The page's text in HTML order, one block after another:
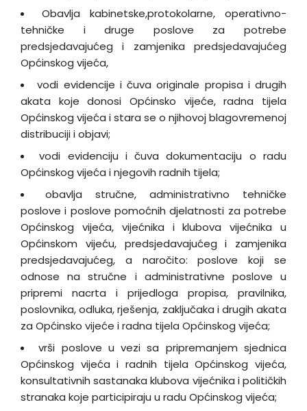
Obavlja kabinetske,protokolarne, operativno-
tehničke i druge poslove za potrebe
predsjedavajućeg i zamjenika predsjedavajućeg
Općinskog vijeća,
vodi evidencije i čuva originale propisa i drugih
akata koje donosi Općinsko vijeće, radna tijela
Općinskog vijeća i stara se o njihovoj blagovremenoj
distribuciji i objavi;
vodi evidenciju i čuva dokumentaciju o radu
Općinskog vijeća i njegovih radnih tijela;
obavlja stručne, administrativno tehničke
poslove i poslove pomoćnih djelatnosti za potrebe
Općinskog vijeća, vijećnika i klubova vijećnika u
Općinskom vijeću, predsjedavajućeg i zamjenika
predsjedavajućeg, a naročito: poslove koji se
odnose na stručne i administrativne poslove u
pripremi nacrta i prijedloga propisa, pravilnika,
poslovnika, odluka, rješenja, zaključaka i drugih akata
za Općinsko vijeće i radna tijela Općinskog vijeća;
vrši poslove u vezi sa pripremanjem sjednica
Općinskog vijeća i radnih tijela Općinskog vijeća,
konsultativnih sastanaka klubova vijećnika i političkih
stranaka koje participiraju u radu Općinskog vijeća;